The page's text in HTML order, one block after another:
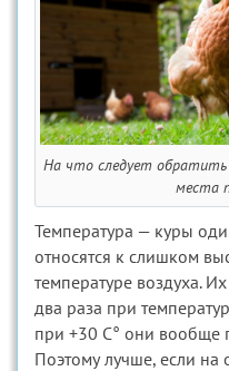
На что следует обратить
места
Температура — куры
относятся к слишком
температуре воздуха.
два раза при
при +30 С° они вообще
Поэтому лучше, если на